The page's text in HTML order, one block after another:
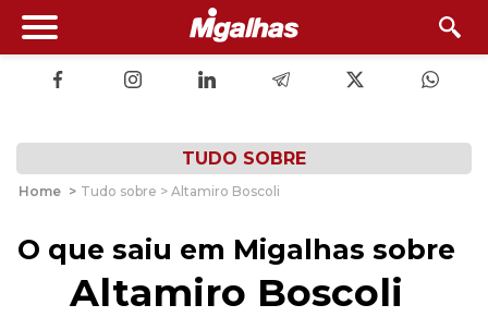
TUDO SOBRE
Home > Tudo sobre > Altamiro Boscoli
O que saiu em Migalhas sobre
Altamiro Boscoli